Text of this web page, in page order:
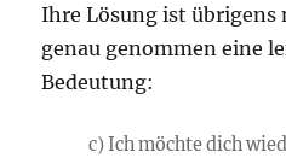
Ihre Lösung ist übrigens
genau genommen eine
Bedeutung:
c) Ich möchte dich